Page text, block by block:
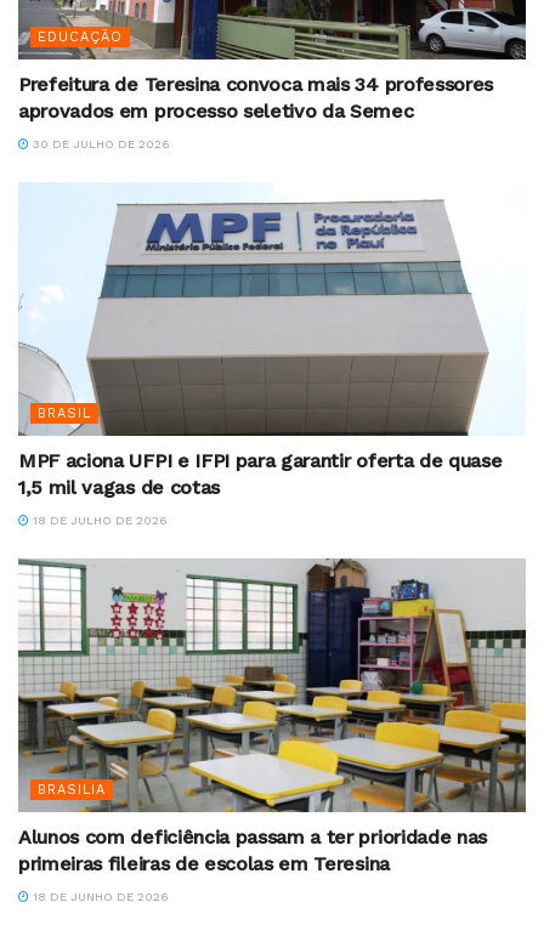
EDUCAÇÃO
Prefeitura de Teresina convoca mais 34 professores
aprovados em processo seletivo da Semec
30 DE JULHO DE 2026
BRASIL
MPF aciona UFPI e IFPI para garantir oferta de quase
1,5 mil vagas de cotas
18 DE JULHO DE 2026
BRASILIA
Alunos com deficiência passam a ter prioridade nas
primeiras fileiras de escolas em Teresina
18 DE JUNHO DE 2026